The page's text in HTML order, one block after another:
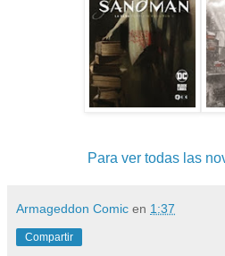
Para ver todas las
Armageddon Comic en 1:37
Compartir